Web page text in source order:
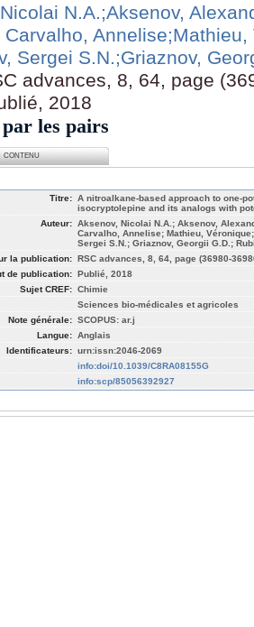
N.A.;Aksenov,
Carvalho, Annelise;Mathieu,
Sergei S.N.;Griaznov,
advances, 8, 64, page
2018
les pairs
CONTENU
Titre: A nitroalkane-based approach to one-
isocryptolepine and its analogs with
Auteur: Aksenov, Nicolai N.A.; Aksenov,
Carvalho, Annelise; Mathieu,
Sergei S.N.; Griaznov, Georgii G.D.;
la publication: RSC advances, 8, 64, page (36980-
de publication: Publié, 2018
Sujet CREF: Chimie
Sciences bio-médicales et agricoles
Note générale: SCOPUS: ar.j
Langue: Anglais
Identificateurs: urn:issn:2046-2069
info:doi/10.1039/C8RA08155G
info:scp/85056392927